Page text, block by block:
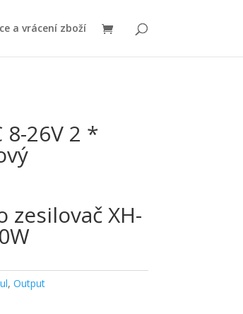
a vrácení zboží
8-26V 2 *
XH-
, Output